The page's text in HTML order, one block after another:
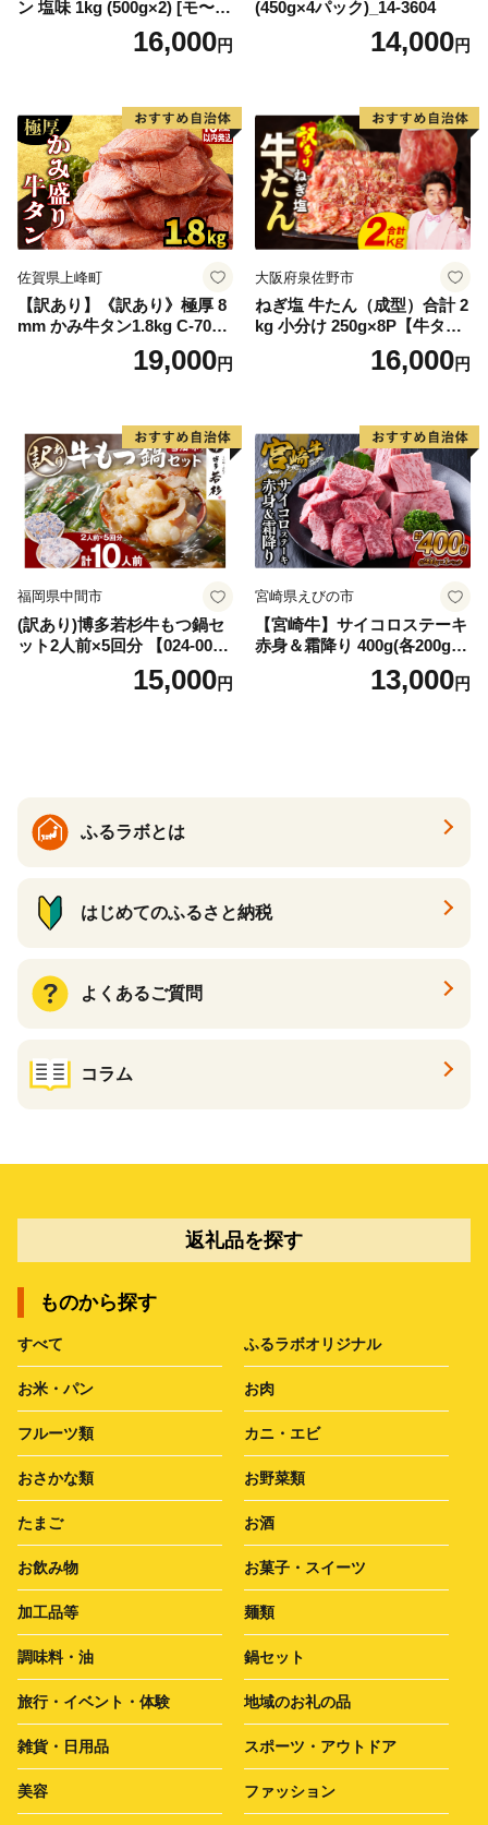
ン 塩味 1kg (500g×2) [モ〜ラ
ンド 宮城県 気仙沼市 205646
60] 肉 牛肉 精肉 牛たん 牛タ
厚切り タン
16,000円
(450g×4パック)_14-3604
14,000円
佐賀県上峰町
【訳あり】《訳あり》極厚 8
mm かみ牛タン1.8kg C-709-
19,000円
大阪府泉佐野市
ねぎ塩 牛たん（成型）合計 2
kg 小分け 250g×8P【牛タン
牛肉 焼肉用 薄切り 訳あり サ
16,000円
福岡県中間市
(訳あり)博多若杉牛もつ鍋セ
ット2人前×5回分 【024-002
15,000円
宮崎県えびの市
【宮崎牛】サイコロステーキ
赤身＆霜降り 400g(各200g×
１P 計2P) 真空パック 冷凍
13,000円
ふるラボとは
はじめてのふるさと納税
よくあるご質問
コラム
返礼品を探す
ものから探す
すべて ふるラボオリジナル
お米・パン お肉
フルーツ類 カニ・エビ
おさかな類 お野菜類
たまご お酒
お飲み物 お菓子・スイーツ
加工品等 麺類
調味料・油 鍋セット
旅行・イベント・体験 地域のお礼の品
雑貨・日用品 スポーツ・アウトドア
美容 ファッション